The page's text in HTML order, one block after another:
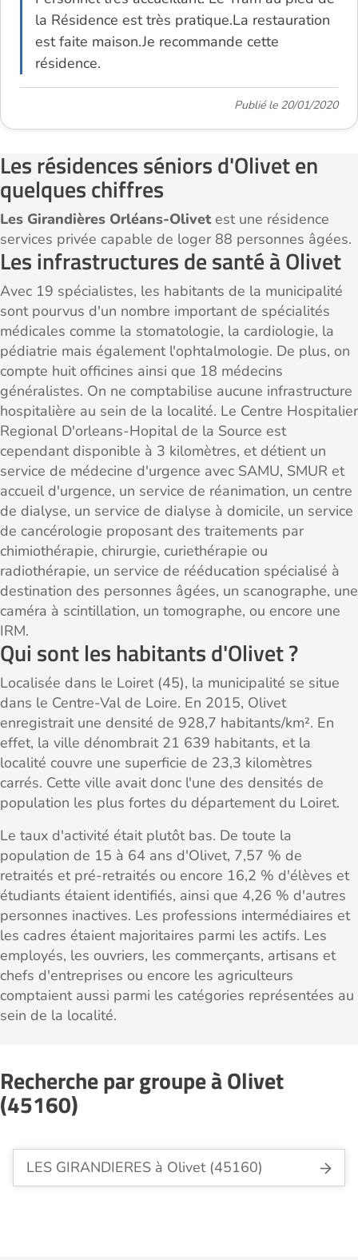
la Résidence est très pratique.La restauration
est faite maison.Je recommande cette
résidence.
Publié le 20/01/2020
Les résidences séniors d'Olivet en
quelques chiffres
Les Girandières Orléans-Olivetest une résidence
services privée capable de loger 88 personnes âgées.
Les infrastructures de santé à Olivet
Avec 19 spécialistes, les habitants de la municipalité
sont pourvus d'un nombre important de spécialités
médicales comme la stomatologie, la cardiologie, la
pédiatrie mais également l'ophtalmologie. De plus, on
compte huit officines ainsi que 18 médecins
généralistes. On ne comptabilise aucune infrastructure
hospitalière au sein de la localité. Le Centre Hospitalier
Regional D'orleans-Hopital de la Source est
cependant disponible à 3 kilomètres, et détient un
service de médecine d'urgence avec SAMU, SMUR et
accueil d'urgence, un service de réanimation, un centre
de dialyse, un service de dialyse à domicile, un service
de cancérologie proposant des traitements par
chimiothérapie, chirurgie, curiethérapie ou
radiothérapie, un service de rééducation spécialisé à
destination des personnes âgées, un scanographe, une
caméra à scintillation, un tomographe, ou encore une
IRM.
Qui sont les habitants d'Olivet ?
Localisée dans le Loiret (45), la municipalité se situe
dans le Centre-Val de Loire. En 2015, Olivet
enregistrait une densité de 928,7 habitants/km². En
effet, la ville dénombrait 21 639 habitants, et la
localité couvre une superficie de 23,3 kilomètres
carrés. Cette ville avait donc l'une des densités de
population les plus fortes du département du Loiret.
Le taux d'activité était plutôt bas. De toute la
population de 15 à 64 ans d'Olivet, 7,57 % de
retraités et pré-retraités ou encore 16,2 % d'élèves et
étudiants étaient identifiés, ainsi que 4,26 % d'autres
personnes inactives. Les professions intermédiaires et
les cadres étaient majoritaires parmi les actifs. Les
employés, les ouvriers, les commerçants, artisans et
chefs d'entreprises ou encore les agriculteurs
comptaient aussi parmi les catégories représentées au
sein de la localité.
Recherche par groupe à Olivet
(45160)
LES GIRANDIERES à Olivet (45160)